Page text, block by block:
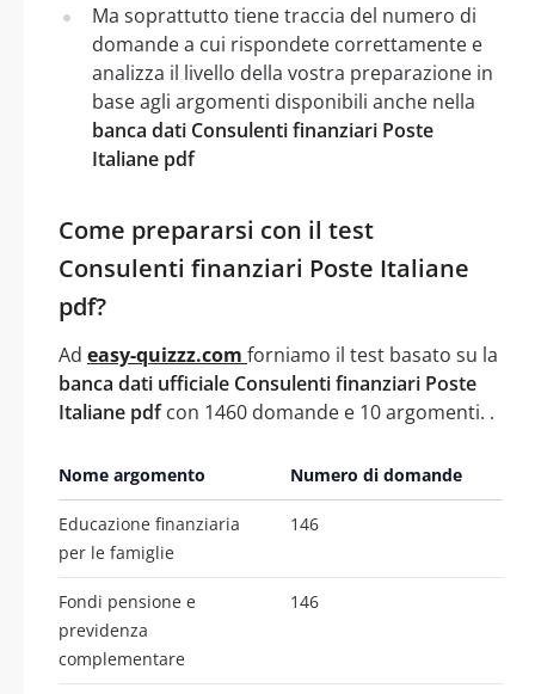
Ma soprattutto tiene traccia del numero di
domande a cui rispondete correttamente e
analizza il livello della vostra preparazione in
base agli argomenti disponibili anche nella
banca dati Consulenti finanziari Poste
Italiane pdf
Come prepararsi con il test
Consulenti finanziari Poste Italiane
pdf?
Ad easy-quizzz.com forniamo il test basato su la
banca dati ufficiale Consulenti finanziari Poste
Italiane pdfcon 1460 domande e 10 argomenti. .
Nome argomento Numero di domande
Educazione finanziaria
per le famiglie
146
Fondi pensione e
previdenza
complementare
146